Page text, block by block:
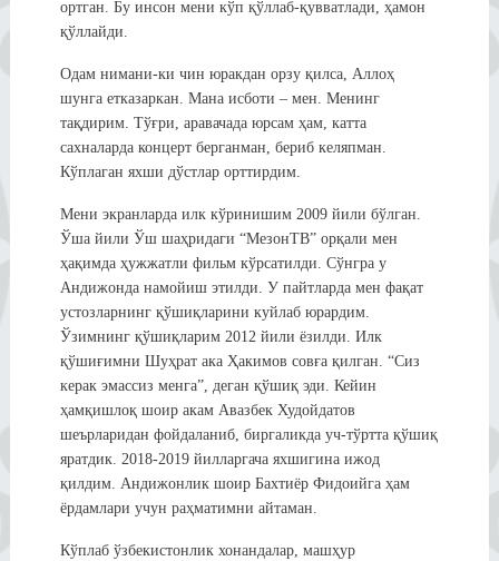
ортган. Бу инсон мени кўп қўллаб-қувватлади, ҳамон
қўллайди.
Одам нимани-ки чин юракдан орзу қилса, Аллоҳ
шунга етказаркан. Мана исботи – мен. Менинг
тақдирим. Тўғри, аравачада юрсам ҳам, катта
сахналарда концерт берганман, бериб келяпман.
Кўплаган яхши дўстлар орттирдим.
Мени экранларда илк кўринишим 2009 йили бўлган.
Ўша йили Ўш шаҳридаги “МезонТВ” орқали мен
ҳақимда ҳужжатли фильм кўрсатилди. Сўнгра у
Андижонда намойиш этилди. У пайтларда мен фақат
устозларнинг қўшиқларини куйлаб юрардим.
Ўзимнинг қўшиқларим 2012 йили ёзилди. Илк
қўшиғимни Шуҳрат ака Ҳакимов совға қилган. “Сиз
керак эмассиз менга”, деган қўшиқ эди. Кейин
ҳамқишлоқ шоир акам Авазбек Худойдатов
шеърларидан фойдаланиб, биргаликда уч-тўртта қўшиқ
яратдик. 2018-2019 йилларгача яхшигина ижод
қилдим. Андижонлик шоир Бахтиёр Фидоийга ҳам
ёрдамлари учун раҳматимни айтаман.
Кўплаб ўзбекистонлик хонандалар, машҳур